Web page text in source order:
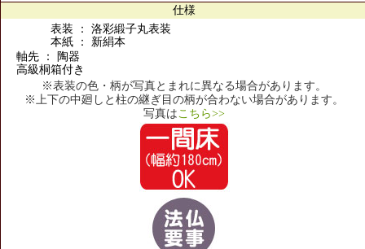
仕様
表装 ： 洛彩緞子丸表装
本紙 ： 新絹本
軸先 ： 陶器
高級桐箱付き
※表装の色・柄が写真とまれに異なる場合があります。
※上下の中廻しと柱の継ぎ目の柄が合わない場合があります。
写真はこちら>>